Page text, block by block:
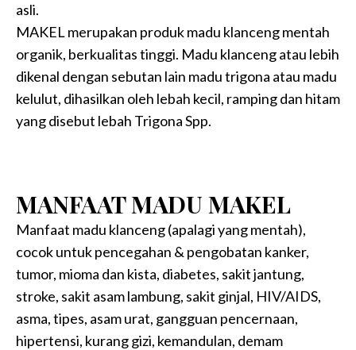
asli.
MAKEL merupakan produk madu klanceng mentah
organik, berkualitas tinggi. Madu klanceng atau lebih
dikenal dengan sebutan lain madu trigona atau madu
kelulut, dihasilkan oleh lebah kecil, ramping dan hitam
yang disebut lebah Trigona Spp.
MANFAAT MADU MAKEL
Manfaat madu klanceng (apalagi yang mentah),
cocok untuk pencegahan & pengobatan kanker,
tumor, mioma dan kista, diabetes, sakit jantung,
stroke, sakit asam lambung, sakit ginjal, HIV/AIDS,
asma, tipes, asam urat, gangguan pencernaan,
hipertensi, kurang gizi, kemandulan, demam